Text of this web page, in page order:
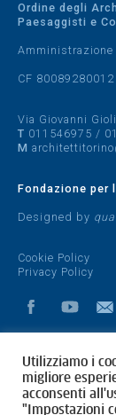
Ordine degli
Paesaggisti e
Amministrazione
CF 80089280012
Via Giovanni
T 011546975 /
M
Fondazione per
Designed by
Cookie Policy
Privacy Policy
Utilizziamo i
migliore
acconsenti
"Impostazioni